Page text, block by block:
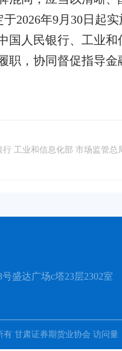
于2026年9月30日起
国人民银行、工业
职，协同督促指导
行 工业和信息化部 市场监管总
盛达广场c塔23层2302室
有 甘肃证券期货业协会 访问量